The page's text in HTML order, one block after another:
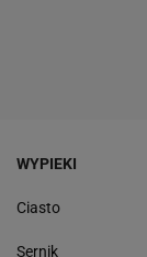
WYPIEKI
Ciasto
Sernik